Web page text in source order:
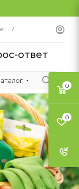
17
ответ
0
0